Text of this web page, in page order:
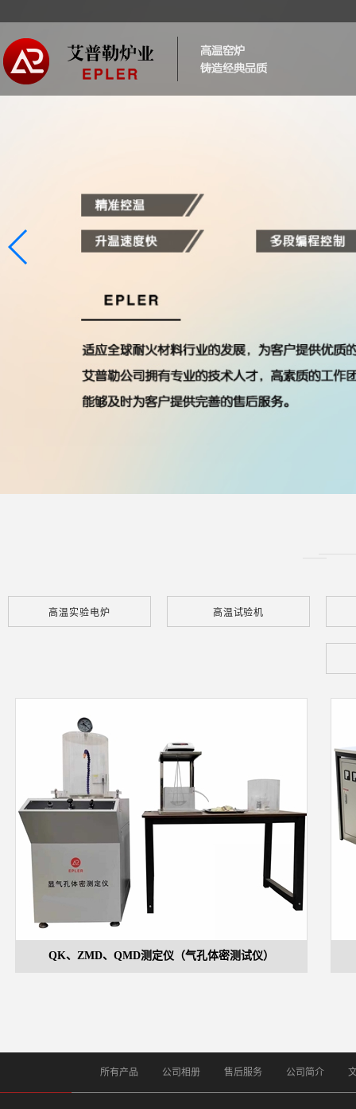
高温实验电炉 高温试验机
QK、ZMD、QMD测定仪（气孔体密测试仪）
所有产品 公司相册 售后服务 公司简介